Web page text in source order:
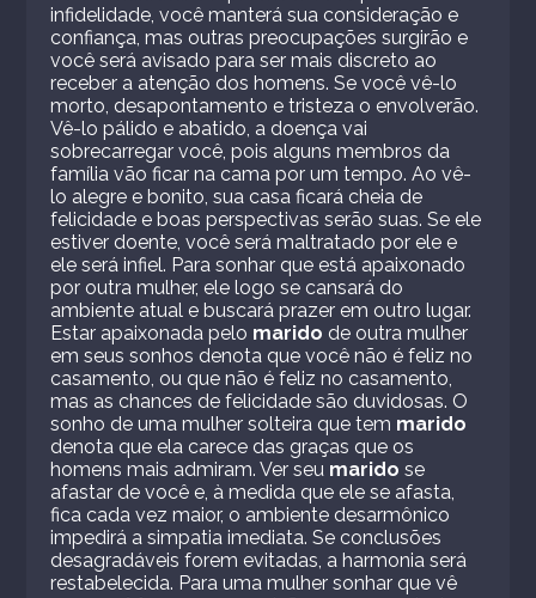
infidelidade, você manterá sua consideração e
confiança, mas outras preocupações surgirão e
você será avisado para ser mais discreto ao
receber a atenção dos homens. Se você vê-lo
morto, desapontamento e tristeza o envolverão.
Vê-lo pálido e abatido, a doença vai
sobrecarregar você, pois alguns membros da
família vão ficar na cama por um tempo. Ao vê-
lo alegre e bonito, sua casa ficará cheia de
felicidade e boas perspectivas serão suas. Se ele
estiver doente, você será maltratado por ele e
ele será infiel. Para sonhar que está apaixonado
por outra mulher, ele logo se cansará do
ambiente atual e buscará prazer em outro lugar.
Estar apaixonada pelo marido de outra mulher
em seus sonhos denota que você não é feliz no
casamento, ou que não é feliz no casamento,
mas as chances de felicidade são duvidosas. O
sonho de uma mulher solteira que tem marido
denota que ela carece das graças que os
homens mais admiram. Ver seu marido se
afastar de você e, à medida que ele se afasta,
fica cada vez maior, o ambiente desarmônico
impedirá a simpatia imediata. Se conclusões
desagradáveis ​​forem evitadas, a harmonia será
restabelecida. Para uma mulher sonhar que vê